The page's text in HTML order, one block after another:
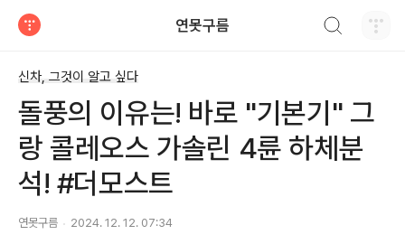
연못구름
신차, 그것이 알고 싶다
돌풍의 이유는! 바로 "기본기" 그
랑 콜레오스 가솔린 4륜 하체분
석! #더모스트
연못구름 2024. 12. 12. 07:34